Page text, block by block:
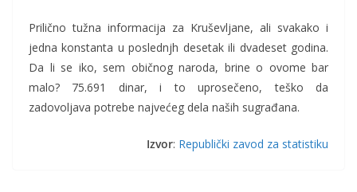
Prilično tužna informacija za Kruševljane, ali svakako i
jedna konstanta u poslednjh desetak ili dvadeset godina.
Da li se iko, sem običnog naroda, brine o ovome bar
malo? 75.691 dinar, i to uprosečeno, teško da
zadovoljava potrebe najvećeg dela naših sugrađana.
Izvor: Republički zavod za statistiku